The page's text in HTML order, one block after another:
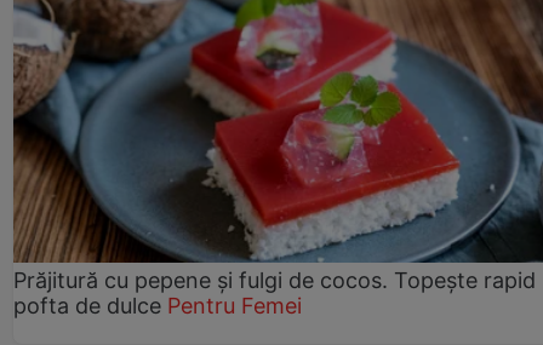
Prăjitură cu pepene şi fulgi de cocos. Topește rapid
pofta de dulce Pentru Femei